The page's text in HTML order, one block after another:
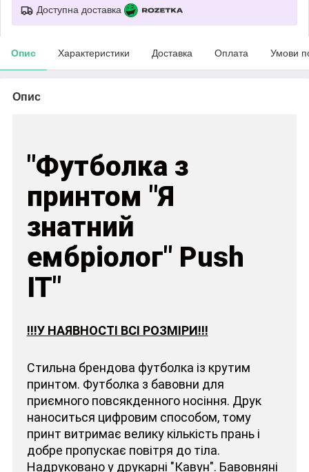
Доступна доставка
Опис Характеристики Доставка Оплата Умови
Опис
"Футболка з
принтом "Я
знатний
ембріолог" Push
IT"
!!!У НАЯВНОСТІ ВСІ РОЗМІРИ!!!
Стильна брендова футболка із крутим
принтом. Футболка з бавовни для
приємного повсякденного носіння. Друк
наноситься цифровим способом, тому
принт витримає велику кількість прань і
добре пропускає повітря до тіла.
Надруковано у друкарні "Кавун". Бавовняні